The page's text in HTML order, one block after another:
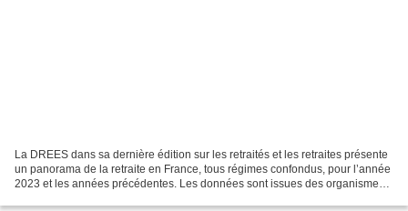
La DREES dans sa dernière édition sur les retraités et les retraites présente
un panorama de la retraite en France, tous régimes confondus, pour l’année
2023 et les années précédentes. Les données sont issues des organismes